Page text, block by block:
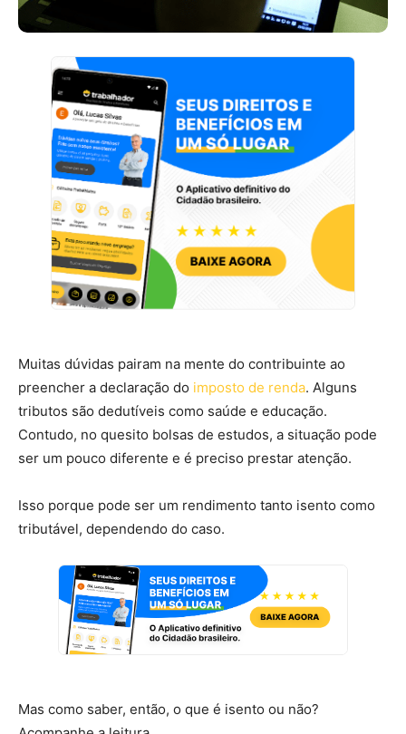
Muitas dúvidas pairam na mente do contribuinte ao
preencher a declaração do imposto de renda. Alguns
tributos são dedutíveis como saúde e educação.
Contudo, no quesito bolsas de estudos, a situação pode
ser um pouco diferente e é preciso prestar atenção.
Isso porque pode ser um rendimento tanto isento como
tributável, dependendo do caso.
Mas como saber, então, o que é isento ou não?